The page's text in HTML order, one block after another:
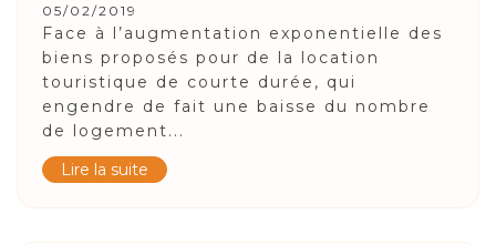
05/02/2019
Face à l’augmentation exponentielle des
biens proposés pour de la location
touristique de courte durée, qui
engendre de fait une baisse du nombre
de logement...
Lire la suite